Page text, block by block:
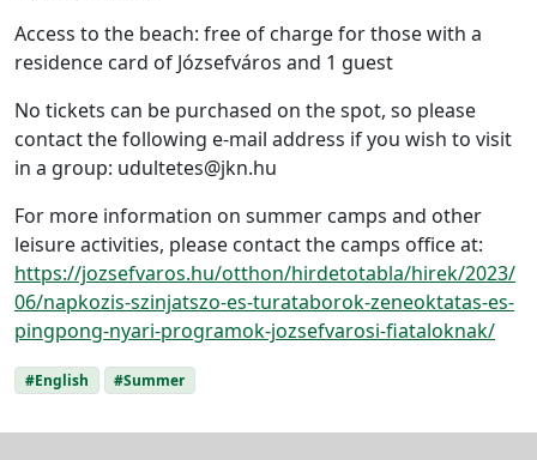
Access to the beach: free of charge for those with a
residence card of Józsefváros and 1 guest
No tickets can be purchased on the spot, so please
contact the following e-mail address if you wish to visit
in a group: udultetes@jkn.hu
For more information on summer camps and other
leisure activities, please contact the camps office at:
https://jozsefvaros.hu/otthon/hirdetotabla/hirek/2023/
06/napkozis-szinjatszo-es-turataborok-zeneoktatas-es-
pingpong-nyari-programok-jozsefvarosi-fiataloknak/
#English #Summer